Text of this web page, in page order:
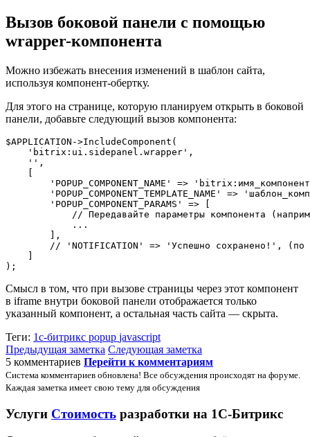
Вызов боковой панели с помощью
wrapper-компонента
Можно избежать внесения изменений в шаблон сайта,
используя компонент-обертку.
Для этого на странице, которую планируем открыть в боковой
панели, добавьте следующий вызов компонента:
$APPLICATION->IncludeComponent(
    'bitrix:ui.sidepanel.wrapper',
    '',
'POPUP_COMPONENT_NAME' =>
'POPUP_COMPONENT_TEMPLATE_NAME' =>
        'POPUP_COMPONENT_PARAMS' => [
// Передавайте параметры компонента
            ...
        ],
// 'NOTIFICATION' => 'Успешно сохранено!', (по
);
Смысл в том, что при вызове страницы через этот компонент
в iframe внутри боковой панели отображается только
указанный компонент, а остальная часть сайта — скрыта.
Теги: 1с-битрикс popup javascript
Предыдущая заметка Следующая заметка
5 комментариев Перейти к комментариям
Система комментариев обновлена! Все обсуждения происходят на форуме.
Каждая заметка имеет свою тему для обсуждения
Услуги Стоимость разработки на 1С-Битрикс